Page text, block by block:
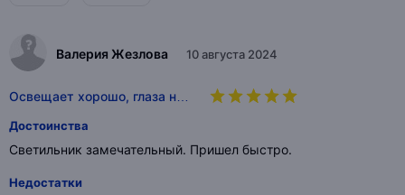
Валерия Жезлова 10 августа 2024
Освещает хорошо, глаза н…
Достоинства
Светильник замечательный. Пришел быстро.
Недостатки